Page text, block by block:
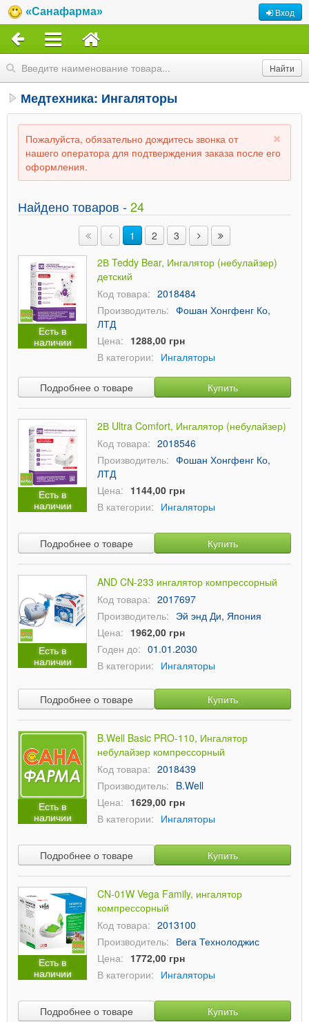
«Санафарма» Вход
Медтехника: Ингаляторы
Пожалуйста, обязательно дождитесь звонка от
нашего оператора для подтверждения заказа после его
оформления.
Найдено товаров -24
1 2 3
Есть в
наличии
2В Teddy Bear, Ингалятор (небулайзер)
детский
Код товара: 2018484
Производитель: Фошан Хонгфенг Ко,
ЛТД
Цена: 1288,00 грн
В категории: Ингаляторы
Подробнее о товаре Купить
Есть в
наличии
2В Ultra Comfort, Ингалятор (небулайзер)
Код товара: 2018546
Производитель: Фошан Хонгфенг Ко,
ЛТД
Цена: 1144,00 грн
В категории: Ингаляторы
Подробнее о товаре Купить
Есть в
наличии
AND CN-233 ингалятор компрессорный
Код товара: 2017697
Производитель: Эй энд Ди, Япония
Цена: 1962,00 грн
Годен до: 01.01.2030
В категории: Ингаляторы
Подробнее о товаре Купить
Есть в
наличии
B.Well Basic PRO-110, Ингалятор
небулайзер компрессорный
Код товара: 2018439
Производитель: B.Well
Цена: 1629,00 грн
В категории: Ингаляторы
Подробнее о товаре Купить
Есть в
наличии
CN-01W Vega Family, ингалятор
компрессорный
Код товара: 2013100
Производитель: Вега Технолоджис
Цена: 1772,00 грн
В категории: Ингаляторы
Подробнее о товаре Купить